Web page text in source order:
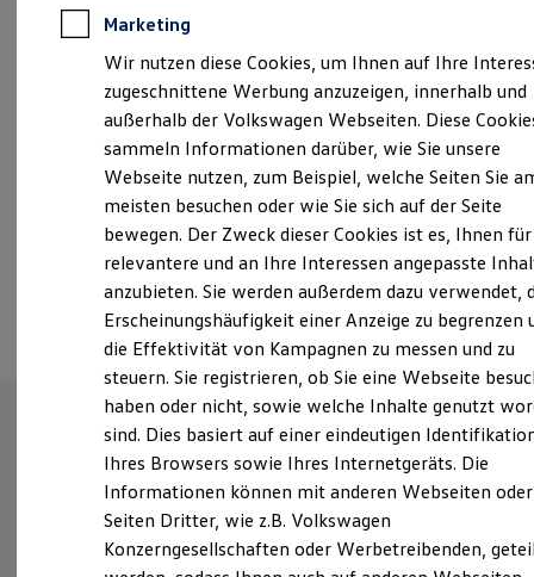
Elektroautos
ID. Tutorials
Elektrofahrzeugkonzepte
Reichweite
Reichweite der ID. Modelle
Reichweite im Winter
Laden
Laden unterwegs
Laden Zuhause
Ladestationen finden
Ladezeitensimulator
Batterie
Sicherheit
Garantie und Lebensdauer
Nachhaltigkeit
Technologie
Kosten und Kauf
Verbrauchskosten
Kaufoptionen
E-Auto-Förderung
Software und Konnektivität
ID. Software Versionen und Updates
Digitale Extras
Schnittstellen zu Ihrem ID.
info@autohaus-quickborn.de
+49 4106 63130
Montag-
Samstag
09:00-13:00 Uhr
Sonntag
Geschlossen
Ansprechpartner
Ihr Volkswagen Partner in
Elmshorn - Qualität,
Verlässlichkeit und Erfahrung
Marketing
Wir nutzen diese Cookies, um Ihnen auf Ihre
zugeschnittene Werbung anzuzeigen, innerhalb und
außerhalb der Volkswagen Webseiten. Diese
sammeln Informationen darüber, wie Sie unsere
Webseite nutzen, zum Beispiel, welche Seiten Sie
meisten besuchen oder wie Sie sich auf der Seite
bewegen. Der Zweck dieser Cookies ist es, Ihnen für
relevantere und an Ihre Interessen angepasste
anzubieten. Sie werden außerdem dazu verwendet,
Erscheinungshäufigkeit einer Anzeige zu begrenzen
die Effektivität von Kampagnen zu messen und zu
steuern. Sie registrieren, ob Sie eine Webseite
haben oder nicht, sowie welche Inhalte genutzt
sind. Dies basiert auf einer eindeutigen
Ihres Browsers sowie Ihres Internetgeräts. Die
Informationen können mit anderen Webseiten oder
Seiten Dritter, wie z.B. Volkswagen
Konzerngesellschaften oder Werbetreibenden,